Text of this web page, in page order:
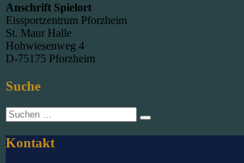
Anschrift Spielort
Eissportzentrum Pforzheim
St. Maur Halle
Hohwiesenweg 4
D-75175 Pforzheim
Suche
Suche
nach:
Kontakt